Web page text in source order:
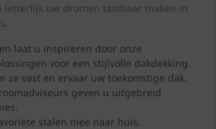
letterlijk uw dromen tastbaar maken in
laat u inspireren door onze
voor een stijlvolle dakdekking.
ze vast en ervaar uw toekomstige dak.
geven u uitgebreid
stalen mee naar huis.